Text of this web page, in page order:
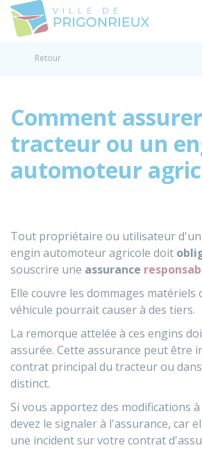
Retour
Comment
tracteur ou un
automoteur
Tout propriétaire ou utilisateur
engin automoteur agricole doit
souscrire une assurance
Elle couvre les dommages matériels
véhicule pourrait causer à des tiers.
La remorque attelée à ces engins
assurée. Cette assurance peut être
contrat principal du tracteur ou
distinct.
Si vous apportez des modifications
devez le signaler à l'assurance, car
une incident sur votre contrat